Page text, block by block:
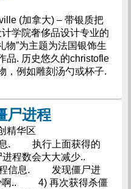
(加拿大) – 带银质把
学院奢侈品设计专业的
物”为主题为法国银饰生
品. 历史悠久的christofle
，例如雕刻汤勺或杯子.
尸进程
精华区
. 执行上面获得的
进程数会大大减少..
程信息. 发现僵尸进
啊.. 4) 再次获得杀僵